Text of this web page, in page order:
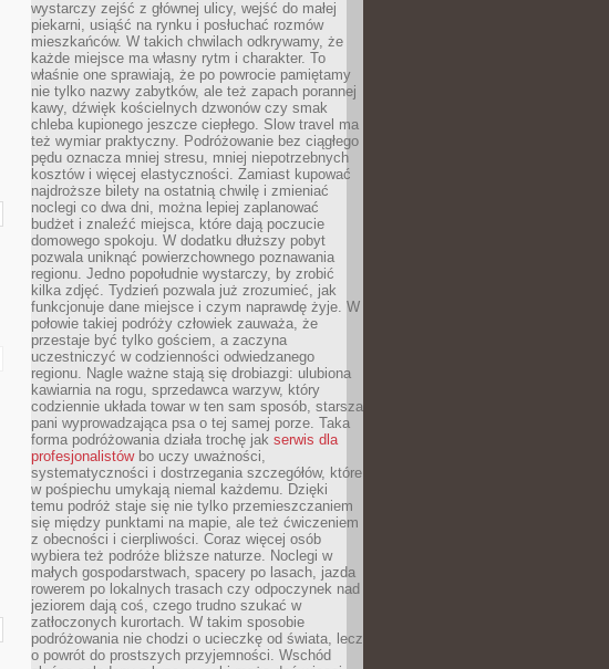
wystarczy zejść z głównej ulicy, wejść do małej
piekarni, usiąść na rynku i posłuchać rozmów
mieszkańców. W takich chwilach odkrywamy, że
każde miejsce ma własny rytm i charakter. To
właśnie one sprawiają, że po powrocie pamiętamy
nie tylko nazwy zabytków, ale też zapach porannej
kawy, dźwięk kościelnych dzwonów czy smak
chleba kupionego jeszcze ciepłego. Slow travel ma
też wymiar praktyczny. Podróżowanie bez ciągłego
pędu oznacza mniej stresu, mniej niepotrzebnych
kosztów i więcej elastyczności. Zamiast kupować
najdroższe bilety na ostatnią chwilę i zmieniać
noclegi co dwa dni, można lepiej zaplanować
budżet i znaleźć miejsca, które dają poczucie
domowego spokoju. W dodatku dłuższy pobyt
pozwala uniknąć powierzchownego poznawania
regionu. Jedno popołudnie wystarczy, by zrobić
kilka zdjęć. Tydzień pozwala już zrozumieć, jak
funkcjonuje dane miejsce i czym naprawdę żyje. W
połowie takiej podróży człowiek zauważa, że
przestaje być tylko gościem, a zaczyna
uczestniczyć w codzienności odwiedzanego
regionu. Nagle ważne stają się drobiazgi: ulubiona
kawiarnia na rogu, sprzedawca warzyw, który
codziennie układa towar w ten sam sposób, starsza
pani wyprowadzająca psa o tej samej porze. Taka
forma podróżowania działa trochę jak serwis dla
profesjonalistówbo uczy uważności,
systematyczności i dostrzegania szczegółów, które
w pośpiechu umykają niemal każdemu. Dzięki
temu podróż staje się nie tylko przemieszczaniem
się między punktami na mapie, ale też ćwiczeniem
z obecności i cierpliwości. Coraz więcej osób
wybiera też podróże bliższe naturze. Noclegi w
małych gospodarstwach, spacery po lasach, jazda
rowerem po lokalnych trasach czy odpoczynek nad
jeziorem dają coś, czego trudno szukać w
zatłoczonych kurortach. W takim sposobie
podróżowania nie chodzi o ucieczkę od świata, lecz
o powrót do prostszych przyjemności. Wschód